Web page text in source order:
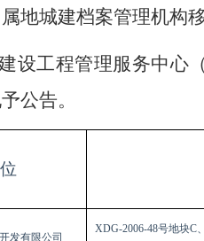
地城建档案管理机构
设工程管理服务中心
公告。
发有限公司
XDG-2006-48号地块C